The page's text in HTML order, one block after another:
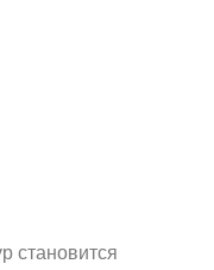
становится